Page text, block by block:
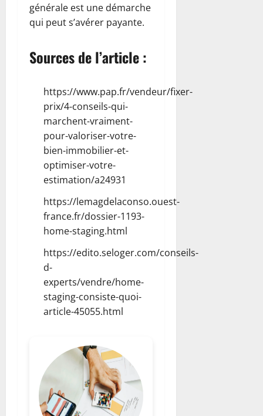
générale est une démarche
qui peut s’avérer payante.
Sources de l’article :
https://www.pap.fr/vendeur/fixer-
prix/4-conseils-qui-
marchent-vraiment-
pour-valoriser-votre-
bien-immobilier-et-
optimiser-votre-
estimation/a24931
https://lemagdelaconso.ouest-
france.fr/dossier-1193-
home-staging.html
https://edito.seloger.com/conseils-
d-
experts/vendre/home-
staging-consiste-quoi-
article-45055.html